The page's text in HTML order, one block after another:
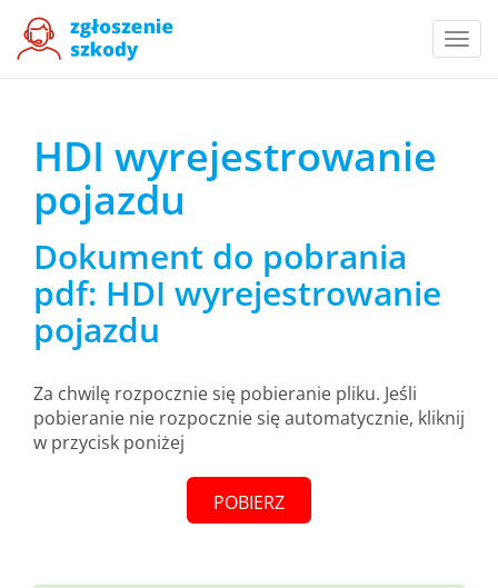
HDI wyrejestrowanie
pojazdu
Dokument do pobrania
pdf: HDI wyrejestrowanie
pojazdu
Za chwilę rozpocznie się pobieranie pliku. Jeśli
pobieranie nie rozpocznie się automatycznie, kliknij
w przycisk poniżej
POBIERZ